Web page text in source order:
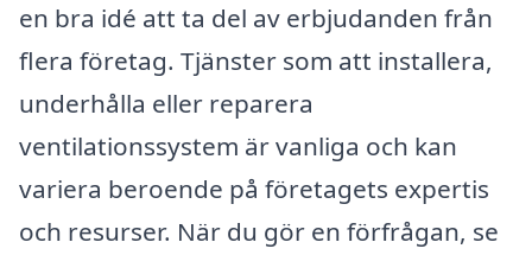
en bra idé att ta del av erbjudanden från
flera företag. Tjänster som att installera,
underhålla eller reparera
ventilationssystem är vanliga och kan
variera beroende på företagets expertis
och resurser. När du gör en förfrågan, se